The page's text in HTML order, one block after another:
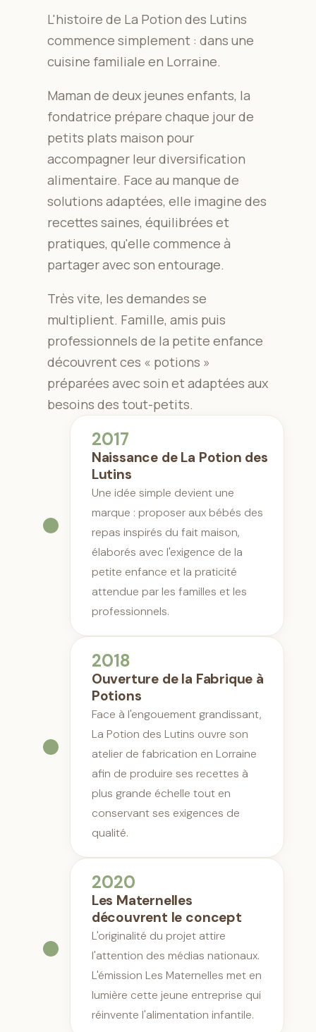
L'histoire de La Potion des Lutins
commence simplement : dans une
cuisine familiale en Lorraine.
Maman de deux jeunes enfants, la
fondatrice prépare chaque jour de
petits plats maison pour
accompagner leur diversification
alimentaire. Face au manque de
solutions adaptées, elle imagine des
recettes saines, équilibrées et
pratiques, qu'elle commence à
partager avec son entourage.
Très vite, les demandes se
multiplient. Famille, amis puis
professionnels de la petite enfance
découvrent ces « potions »
préparées avec soin et adaptées aux
besoins des tout-petits.
2017
Naissance de La Potion des
Lutins
Une idée simple devient une
marque : proposer aux bébés des
repas inspirés du fait maison,
élaborés avec l'exigence de la
petite enfance et la praticité
attendue par les familles et les
professionnels.
2018
Ouverture de la Fabrique à
Potions
Face à l'engouement grandissant,
La Potion des Lutins ouvre son
atelier de fabrication en Lorraine
afin de produire ses recettes à
plus grande échelle tout en
conservant ses exigences de
qualité.
2020
Les Maternelles
découvrent le concept
L'originalité du projet attire
l'attention des médias nationaux.
L'émission Les Maternelles met en
lumière cette jeune entreprise qui
réinvente l'alimentation infantile.